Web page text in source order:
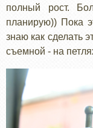
полный рост.
планирую)) Пока
знаю как сделать
съемной - на